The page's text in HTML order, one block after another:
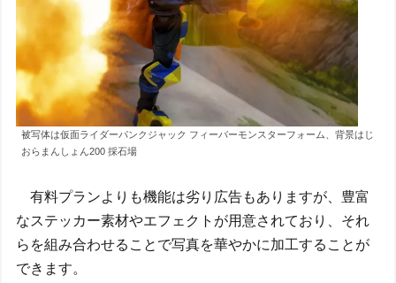
被写体は仮面ライダーパンクジャック フィーバーモンスターフォーム、背景はじ
おらまんしょん200 採石場
有料プランよりも機能は劣り広告もありますが、豊富
なステッカー素材やエフェクトが用意されており、それ
らを組み合わせることで写真を華やかに加工することが
できます。